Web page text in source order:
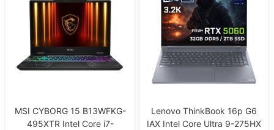
MSI CYBORG 15 B13WFKG-
495XTR Intel Core i7-
Lenovo ThinkBook 16p G6
IAX Intel Core Ultra 9-275HX